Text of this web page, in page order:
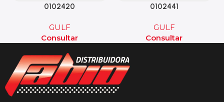
0102420
GULF
Consultar
0102441
GULF
Consultar